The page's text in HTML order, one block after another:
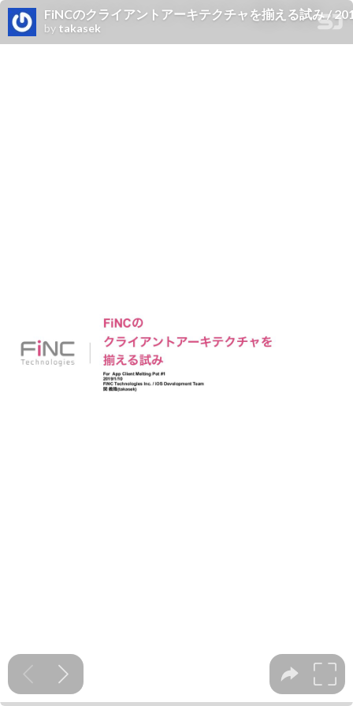
FiNCのクライアントアーキテクチャを揃える試み /
by takasek